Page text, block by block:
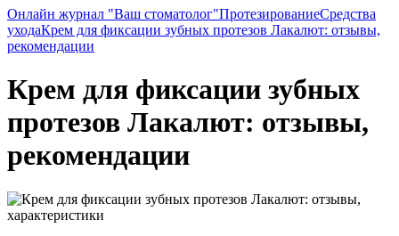
Онлайн журнал "Ваш стоматолог"ПротезированиеСредства
уходаКрем для фиксации зубных протезов Лакалют: отзывы,
рекомендации
Крем для фиксации зубных
протезов Лакалют: отзывы,
рекомендации